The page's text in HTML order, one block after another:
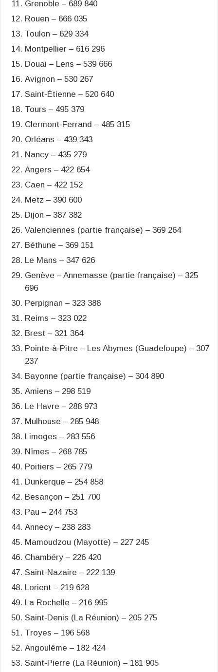
Grenoble – 689 840
Rouen – 666 035
Toulon – 629 334
Montpellier – 616 296
Douai – Lens – 539 666
Avignon – 530 267
Saint-Étienne – 520 640
Tours – 495 379
Clermont-Ferrand – 485 315
Orléans – 439 343
Nancy – 435 279
Angers – 422 654
Caen – 422 152
Metz – 390 600
Dijon – 387 382
Valenciennes (partie française) – 369 264
Béthune – 369 151
Le Mans – 347 626
Genève – Annemasse (partie française) – 325
696
Perpignan – 323 388
Reims – 323 022
Brest – 321 364
Pointe-à-Pitre – Les Abymes (Guadeloupe) – 307
237
Bayonne (partie française) – 304 890
Amiens – 298 519
Le Havre – 288 973
Mulhouse – 285 948
Limoges – 283 556
Nîmes – 268 785
Poitiers – 265 779
Dunkerque – 254 858
Besançon – 251 700
Pau – 244 753
Annecy – 238 283
Mamoudzou (Mayotte) – 227 245
Chambéry – 226 420
Saint-Nazaire – 222 139
Lorient – 219 628
La Rochelle – 216 995
Saint-Denis (La Réunion) – 205 275
Troyes – 196 568
Angoulême – 182 424
Saint-Pierre (La Réunion) – 181 905